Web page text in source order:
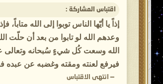
اقتباس المشاركة :
إذاً يا أيّها الناس توبوا إلى الله
وعدهم الله لو تابوا من بعد أن حلّت
الله وسعت كُل شيءٍ سُبحانه وتعالى
فيرفع لعنته ومقته وغضبه عن عبده
— انتهى الاقتباس